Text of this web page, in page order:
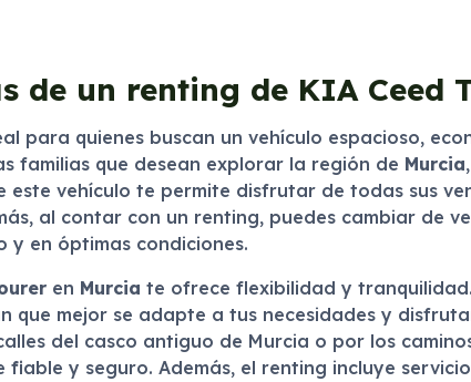
de un renting de KIA Ceed
para quienes buscan un vehículo espacioso,
familias que desean explorar la región de Murcia
este vehículo te permite disfrutar de todas sus
al contar con un renting, puedes cambiar de
y en óptimas condiciones.
en Murcia te ofrece flexibilidad y
que mejor se adapte a tus necesidades y
del casco antiguo de Murcia o por los
y seguro. Además, el renting incluye